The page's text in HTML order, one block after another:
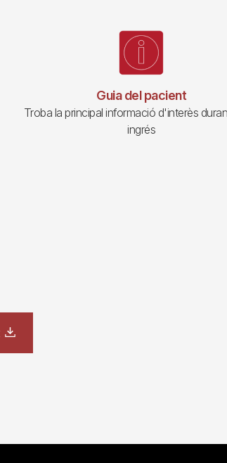
Guia del pacient
Troba la principal informació d'interès
ingrés